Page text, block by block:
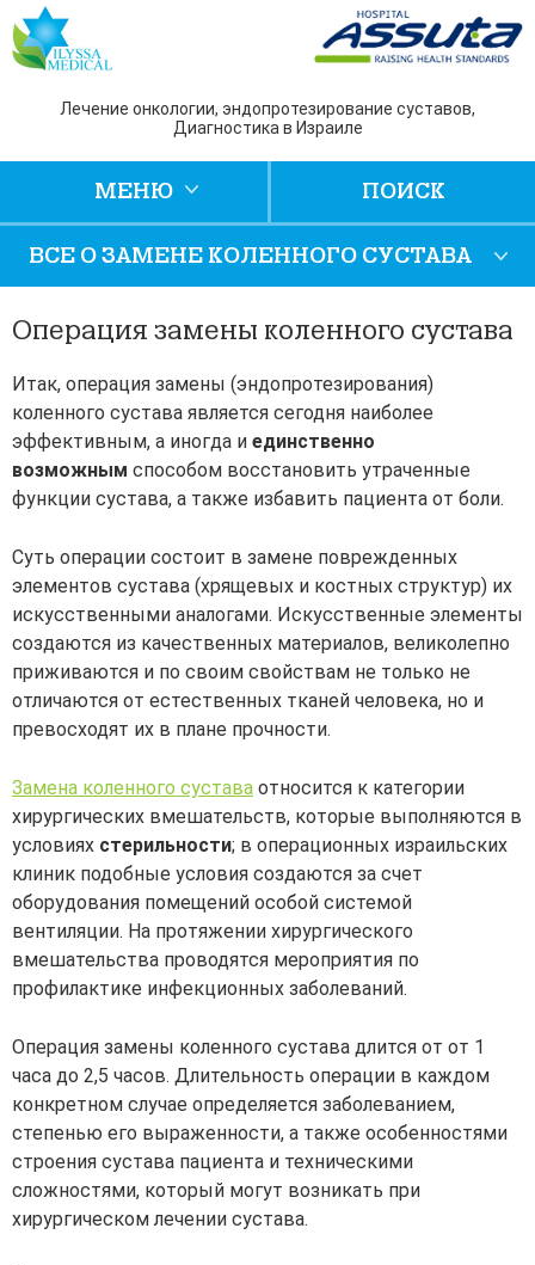
Лечение онкологии, эндопротезирование суставов,
Диагностика в Израиле
ПОИСК
МЕНЮ
Операция замены коленного сустава
Итак, операция замены (эндопротезирования)
коленного сустава является сегодня наиболее
эффективным, а иногда и единственно
возможным способом восстановить утраченные
функции сустава, а также избавить пациента от боли.
Суть операции состоит в замене поврежденных
элементов сустава (хрящевых и костных структур) их
искусственными аналогами. Искусственные элементы
создаются из качественных материалов, великолепно
приживаются и по своим свойствам не только не
отличаются от естественных тканей человека, но и
превосходят их в плане прочности.
Замена коленного сустава относится к категории
хирургических вмешательств, которые выполняются в
условиях стерильности; в операционных израильских
клиник подобные условия создаются за счет
оборудования помещений особой системой
вентиляции. На протяжении хирургического
вмешательства проводятся мероприятия по
профилактике инфекционных заболеваний.
Операция замены коленного сустава длится от от 1
часа до 2,5 часов. Длительность операции в каждом
конкретном случае определяется заболеванием,
степенью его выраженности, а также особенностями
строения сустава пациента и техническими
сложностями, который могут возникать при
хирургическом лечении сустава.
ВСЕ О ЗАМЕНЕ КОЛЕННОГО СУСТАВА